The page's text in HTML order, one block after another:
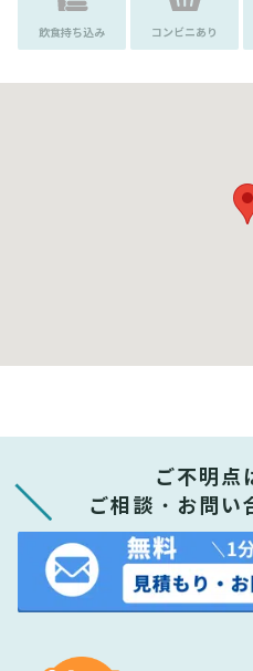
飲食持ち込み コンビニあり
ご不明点
ご相談・お問い